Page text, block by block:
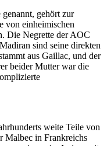
gehört zur
von einheimischen
Die Negrette der AOC
sind seine direkten
aus Gaillac, und der
beider Mutter war die
weite Teile von
Malbec in Frankreichs